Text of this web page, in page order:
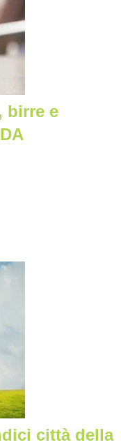
birre e
città della